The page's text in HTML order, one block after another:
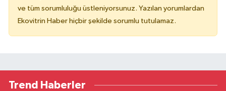
ve tüm sorumluluğu üstleniyorsunuz. Yazılan yorumlardan
Ekovitrin Haber hiçbir şekilde sorumlu tutulamaz.
Trend Haberler